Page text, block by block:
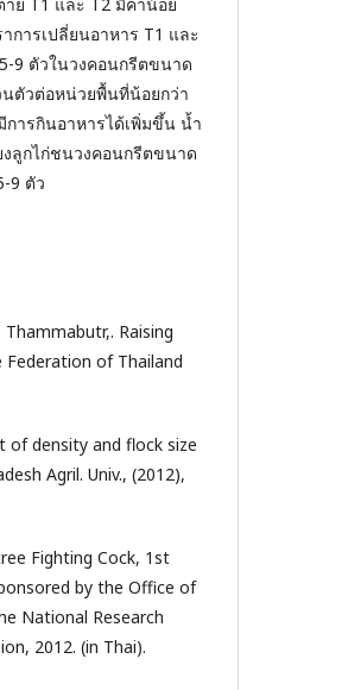
การเปลี่ยนอาหาร T1 และ
9 ตัวในวงคอนกรีตขนาด
ตัวต่อหน่วยพื้นที่น้อยกว่า
ารกินอาหารได้เพิ่มขึ้น น้ำ
ลูกไก่ชนวงคอนกรีตขนาด
9 ตัว
Raising
Federation of Thailand
of density and flock size
Agril. Univ., (2012),
Fighting Cock, 1st
by the Office of
National Research
2012. (in Thai).